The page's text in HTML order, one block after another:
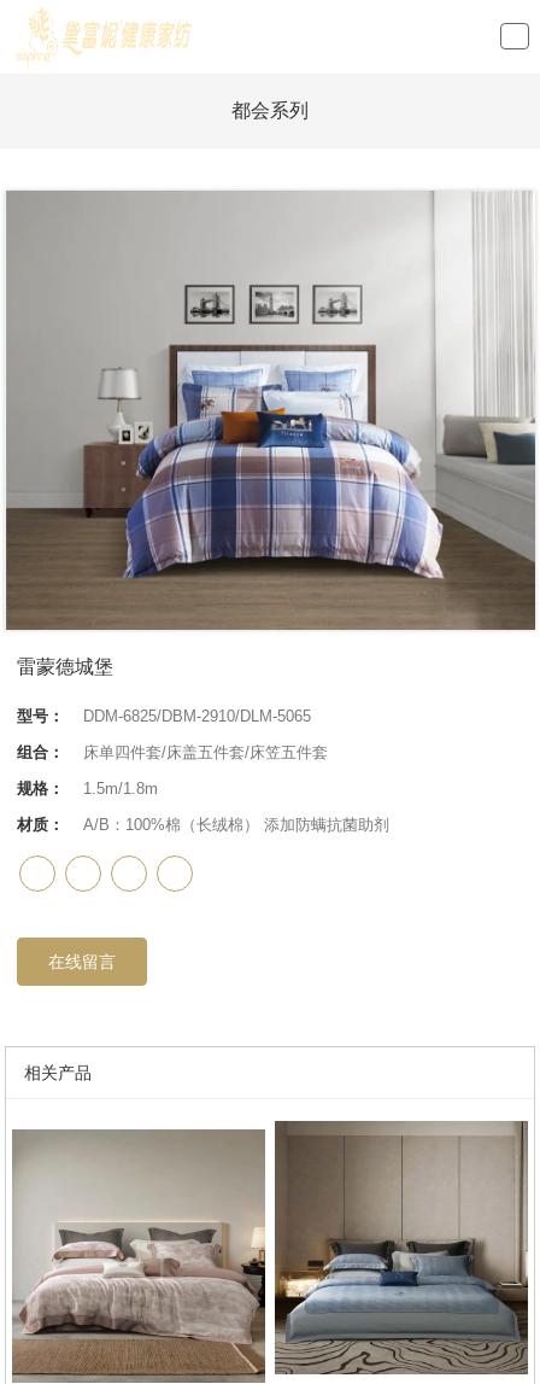
loading
都会系列
雷蒙德城堡
型号：
DDM-6825/DBM-2910/DLM-5065
组合：
床单四件套/床盖五件套/床笠五件套
规格：
1.5m/1.8m
材质：
A/B：100%棉（长绒棉） 添加防螨抗菌助剂
在线留言
相关产品